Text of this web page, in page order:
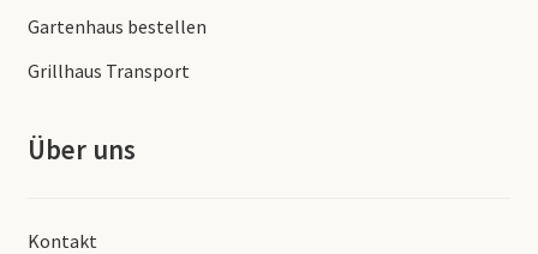
Gartenhaus bestellen
Grillhaus Transport
Über uns
Kontakt